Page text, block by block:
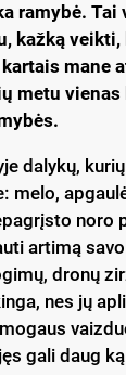
ramybė. Tai
kažką
mane
metu
dalykų,
melo,
noro
artimą
dronų
nes jų
gali daug